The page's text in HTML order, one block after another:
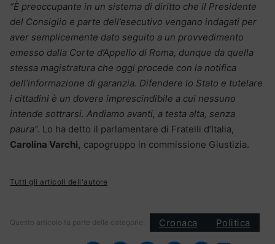
“È preoccupante in un sistema di diritto che il Presidente
del Consiglio e parte dell’esecutivo vengano indagati per
aver semplicemente dato seguito a un provvedimento
emesso dalla Corte d’Appello di Roma, dunque da quella
stessa magistratura che oggi procede con la notifica
dell’informazione di garanzia. Difendere lo Stato e tutelare
i cittadini è un dovere imprescindibile a cui nessuno
intende sottrarsi. Andiamo avanti, a testa alta, senza
paura”. Lo ha detto il parlamentare di Fratelli d’Italia,
Carolina Varchi, capogruppo in commissione Giustizia.
Tutti gli articoli dell'autore
Questo articolo fa parte delle categorie: Cronaca Politica